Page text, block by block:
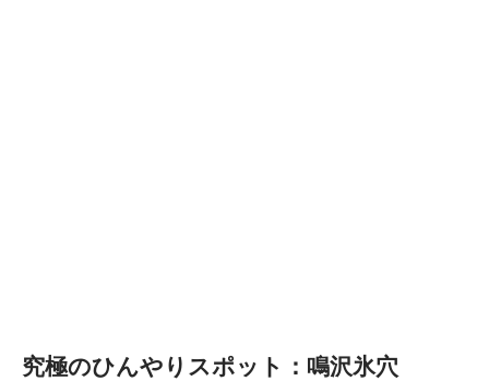
究極のひんやりスポット：鳴沢氷穴